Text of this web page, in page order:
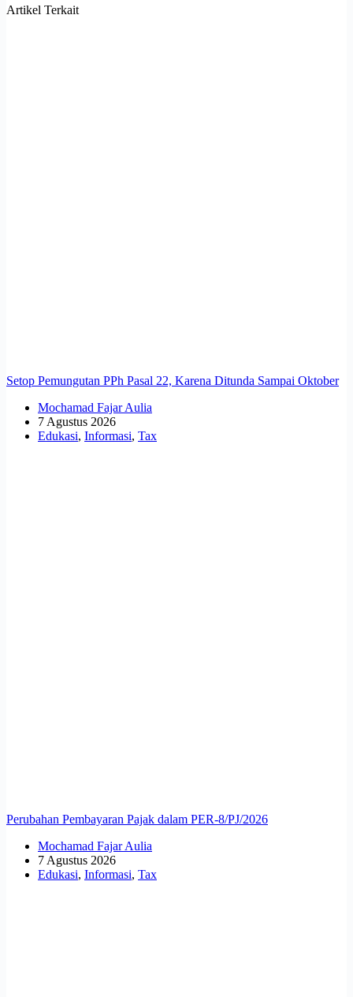
Artikel Terkait
Setop Pemungutan PPh Pasal 22, Karena Ditunda Sampai Oktober
Mochamad Fajar Aulia
7 Agustus 2026
Edukasi, Informasi, Tax
Perubahan Pembayaran Pajak dalam PER-8/PJ/2026
Mochamad Fajar Aulia
7 Agustus 2026
Edukasi, Informasi, Tax